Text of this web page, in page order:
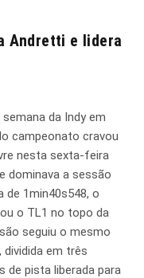
Andretti e lidera
da Indy em
campeonato cravou
nesta sexta-feira
dominava a sessão
1min40s548, o
o TL1 no topo da
seguiu o mesmo
em três
de pista liberada para